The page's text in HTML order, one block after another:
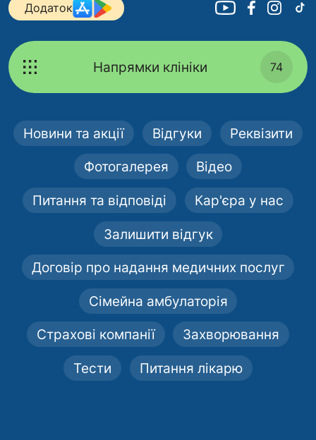
Додаток
Напрямки клініки 74
Новини та акції Відгуки Реквізити
Фотогалерея Відео
Питання та відповіді Кар'єра у нас
Залишити відгук
Договір про надання медичних послуг
Сімейна амбулаторія
Страхові компанії Захворювання
Тести Питання лікарю